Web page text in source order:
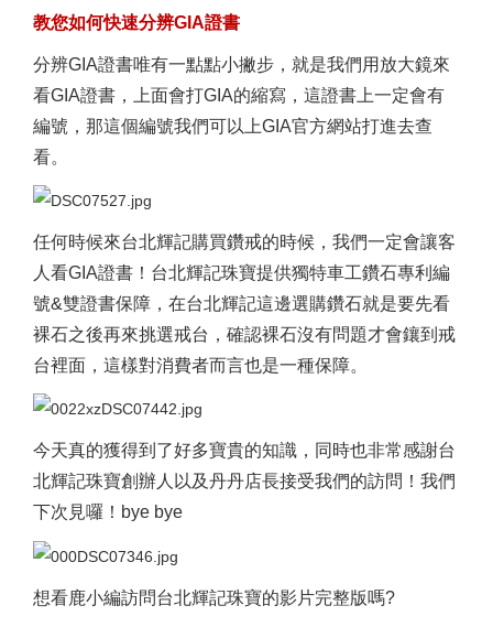
教您如何快速分辨GIA證書
分辨GIA證書唯有一點點小撇步，就是我們用放大鏡來
看GIA證書，上面會打GIA的縮寫，這證書上一定會有
編號，那這個編號我們可以上GIA官方網站打進去查
看。
任何時候來台北輝記購買鑽戒的時候，我們一定會讓客
人看GIA證書！台北輝記珠寶提供獨特車工鑽石專利編
號&雙證書保障，在台北輝記這邊選購鑽石就是要先看
裸石之後再來挑選戒台，確認裸石沒有問題才會鑲到戒
台裡面，這樣對消費者而言也是一種保障。
今天真的獲得到了好多寶貴的知識，同時也非常感謝台
北輝記珠寶創辦人以及丹丹店長接受我們的訪問！我們
下次見囉！bye bye
想看鹿小編訪問台北輝記珠寶的影片完整版嗎?